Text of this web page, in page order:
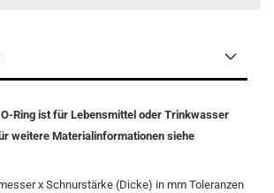
Ring ist für Lebensmittel oder Trinkwasser
weitere Materialinformationen siehe
x Schnurstärke (Dicke) in mm Toleranzen